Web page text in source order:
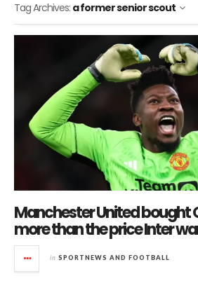
Tag Archives: a former senior scout
Manchester United bought
more than the price Inter
in SPORTNEWS AND FOOTBALL